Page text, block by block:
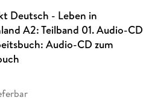
Deutsch - Leben in
A2: Teilband 01. Audio-CD
Audio-CD zum